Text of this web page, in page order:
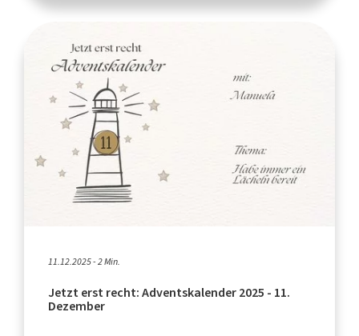
11.12.2025 - 2 Min.
Jetzt erst recht: Adventskalender 2025 - 11.
Dezember